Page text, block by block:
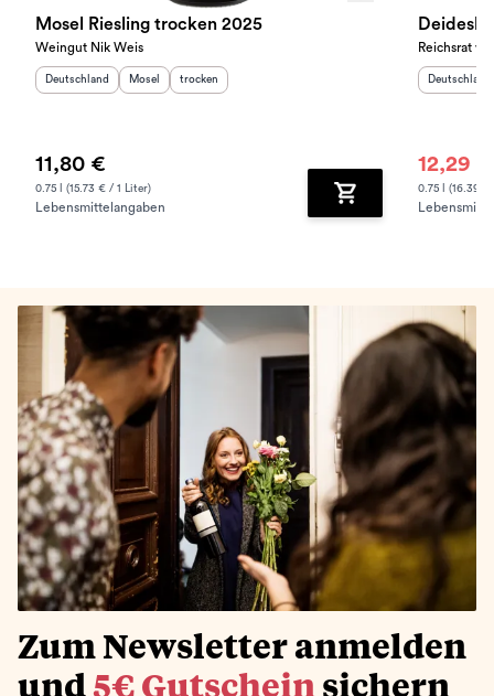
Mosel Riesling trocken 2025
Weingut Nik Weis
Herkunftsland
Deutschland Herkunftsregion:
Mosel Geschmack
trocken
11,80 €
0.75 l (15.73 € / 1 Liter)
Lebensmittelangaben Zum Warenkorb
Reichsrat
Deutschland
12,29 €
0.75 l (16.39 €
Zum Newsletter anmelden
und 5€ Gutschein sichern